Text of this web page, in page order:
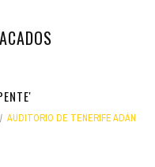
AUDITORIO DE TENERIFE ADÁN